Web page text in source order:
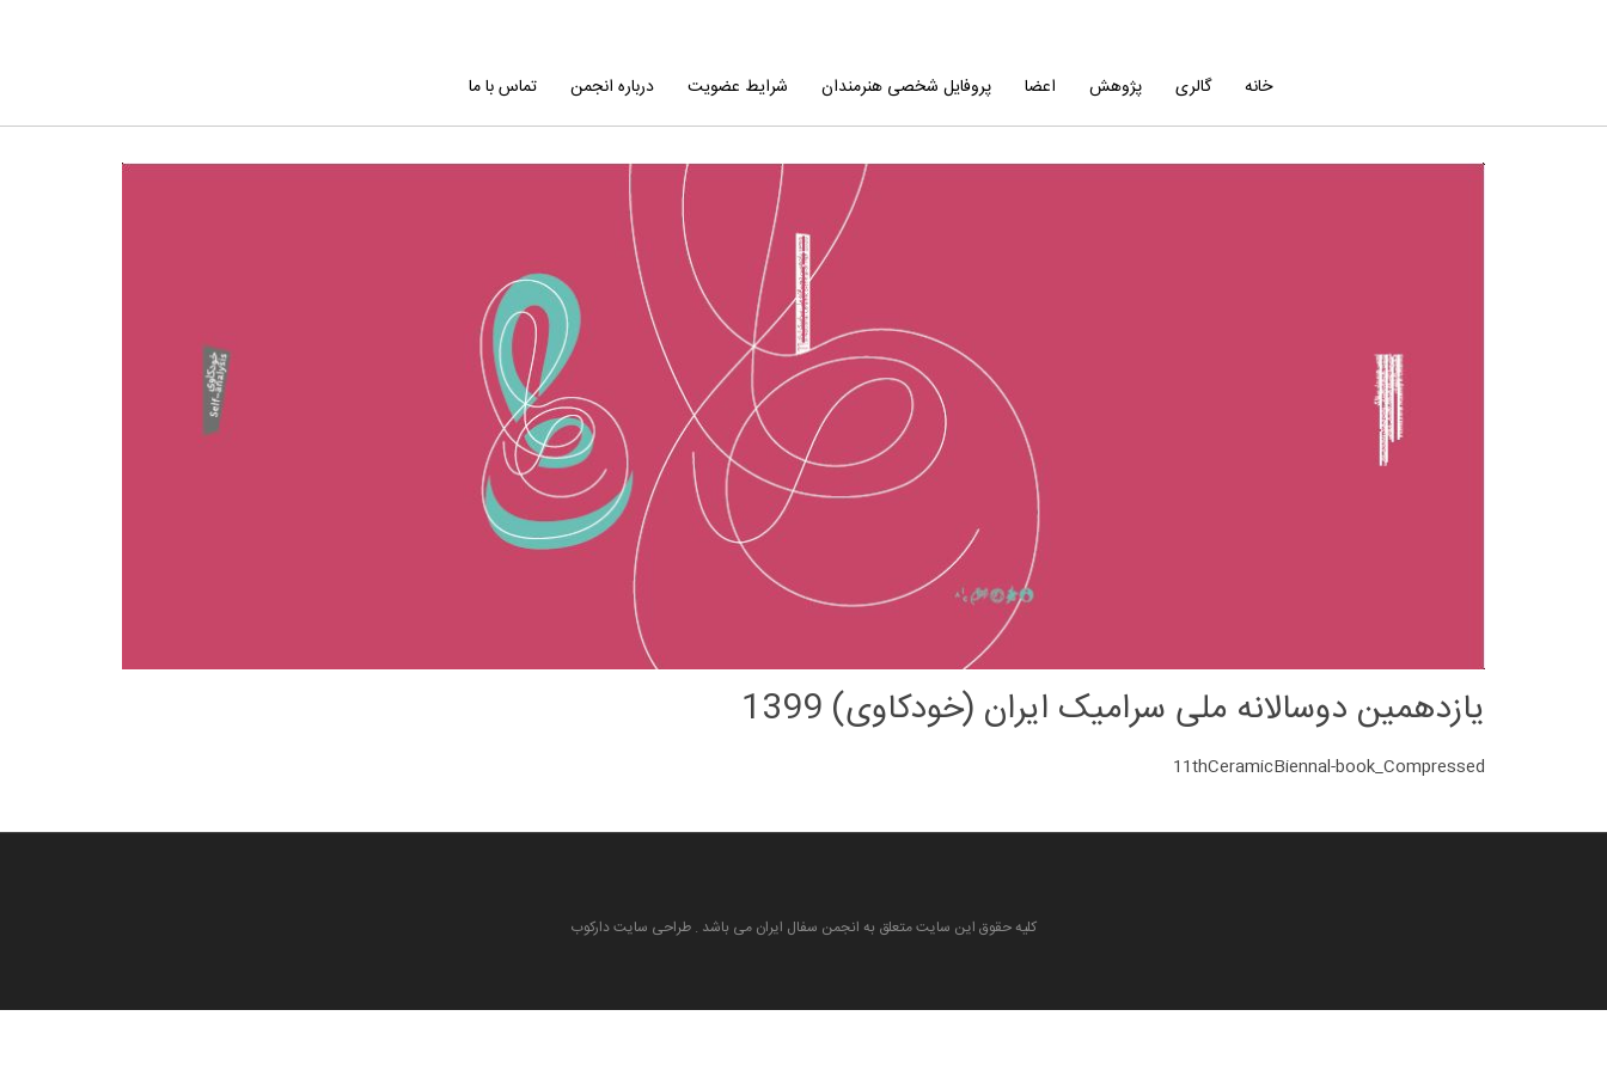
خانه گالری پژوهش اعضا پروفایل شخصی هنرمندان شرایط عضویت درباره انجمن تماس با ما
یازدهمین دوسالانه ملی سرامیک ایران (خودکاوی) 1399
11thCeramicBiennal-book_Compressed
کلیه حقوق این سایت متعلق به انجمن سفال ایران می باشد . طراحی سایت دارکوب